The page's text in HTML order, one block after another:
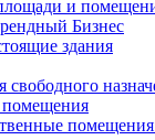
и
Бизнес
здания
помещения